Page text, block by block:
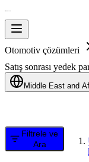
Otomotiv çözümleri
Satış sonrası yedek
Middle East and
Filtrele ve
Ara